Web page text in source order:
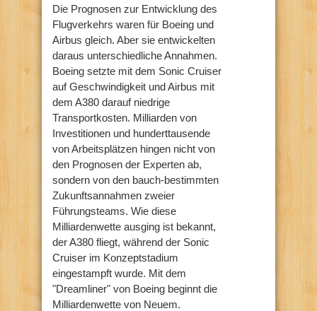
Die Prognosen zur Entwicklung des
Flugverkehrs waren für Boeing und
Airbus gleich. Aber sie entwickelten
daraus unterschiedliche Annahmen.
Boeing setzte mit dem Sonic Cruiser
auf Geschwindigkeit und Airbus mit
dem A380 darauf niedrige
Transportkosten. Milliarden von
Investitionen und hunderttausende
von Arbeitsplätzen hingen nicht von
den Prognosen der Experten ab,
sondern von den bauch-bestimmten
Zukunftsannahmen zweier
Führungsteams. Wie diese
Milliardenwette ausging ist bekannt,
der A380 fliegt, während der Sonic
Cruiser im Konzeptstadium
eingestampft wurde. Mit dem
"Dreamliner" von Boeing beginnt die
Milliardenwette von Neuem.